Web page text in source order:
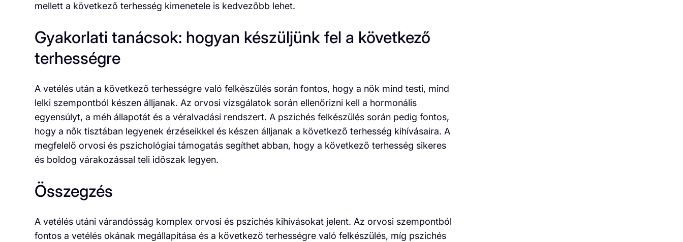
mellett a következő terhesség kimenetele is kedvezőbb lehet.
Gyakorlati tanácsok: hogyan készüljünk fel a következő
terhességre
A vetélés után a következő terhességre való felkészülés során fontos, hogy a nők mind testi, mind
lelki szempontból készen álljanak. Az orvosi vizsgálatok során ellenőrizni kell a hormonális
egyensúlyt, a méh állapotát és a véralvadási rendszert. A pszichés felkészülés során pedig fontos,
hogy a nők tisztában legyenek érzéseikkel és készen álljanak a következő terhesség kihívásaira. A
megfelelő orvosi és pszichológiai támogatás segíthet abban, hogy a következő terhesség sikeres
és boldog várakozással teli időszak legyen.
Összegzés
A vetélés utáni várandósság komplex orvosi és pszichés kihívásokat jelent. Az orvosi szempontból
fontos a vetélés okának megállapítása és a következő terhességre való felkészülés, míg pszichés